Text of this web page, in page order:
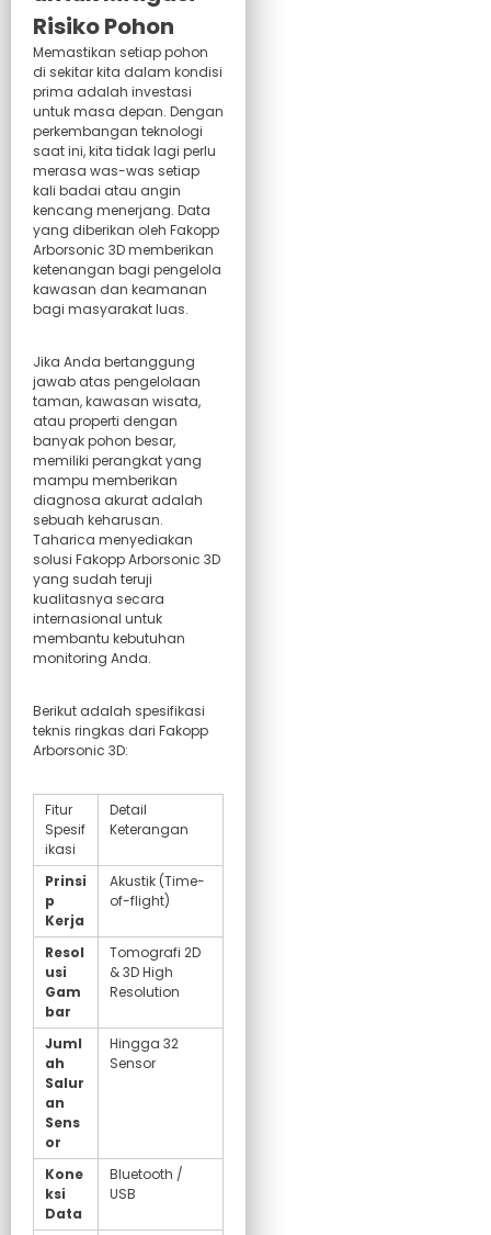
Risiko Pohon
Memastikan setiap pohon
di sekitar kita dalam kondisi
prima adalah investasi
untuk masa depan. Dengan
perkembangan teknologi
saat ini, kita tidak lagi perlu
merasa was-was setiap
kali badai atau angin
kencang menerjang. Data
yang diberikan oleh Fakopp
Arborsonic 3D memberikan
ketenangan bagi pengelola
kawasan dan keamanan
bagi masyarakat luas.
Jika Anda bertanggung
jawab atas pengelolaan
taman, kawasan wisata,
atau properti dengan
banyak pohon besar,
memiliki perangkat yang
mampu memberikan
diagnosa akurat adalah
sebuah keharusan.
Taharica menyediakan
solusi Fakopp Arborsonic 3D
yang sudah teruji
kualitasnya secara
internasional untuk
membantu kebutuhan
monitoring Anda.
Berikut adalah spesifikasi
teknis ringkas dari Fakopp
Arborsonic 3D:
Fitur
Spesif
ikasi
Detail
Keterangan
Prinsi
p
Kerja
Akustik (Time-
of-flight)
Resol
usi
Gam
bar
Tomografi 2D
& 3D High
Resolution
Juml
ah
Salur
an
Sens
or
Hingga 32
Sensor
Kone
ksi
Data
Bluetooth /
USB